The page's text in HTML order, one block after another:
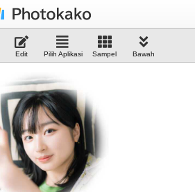
Edit Pilih Aplikasi Sampel Bawah